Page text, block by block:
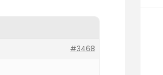
#3468